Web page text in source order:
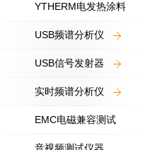
YTHERM电发热涂料
USB频谱分析仪
USB信号发射器
实时频谱分析仪
EMC电磁兼容测试